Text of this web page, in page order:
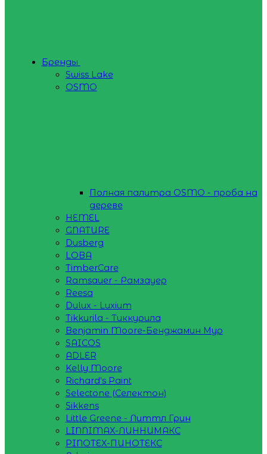
Бренды
Swiss Lake
OSMO
Полная палитра OSMO - проба на
дереве
HEMEL
GNATURE
Dusberg
LOBA
TimberCare
Ramsauer - Рамзауер
Reesa
Dulux - Luxium
Tikkurila - Тиккурила
Benjamin Moore-Бенджамин Мур
SAICOS
ADLER
Kelly Moore
Richard's Paint
Selectone (Селектон)
Sikkens
Little Greene - Литтл Грин
LINNIMAX-ЛИННИМАКС
PINOTEX-ПИНОТЕКС